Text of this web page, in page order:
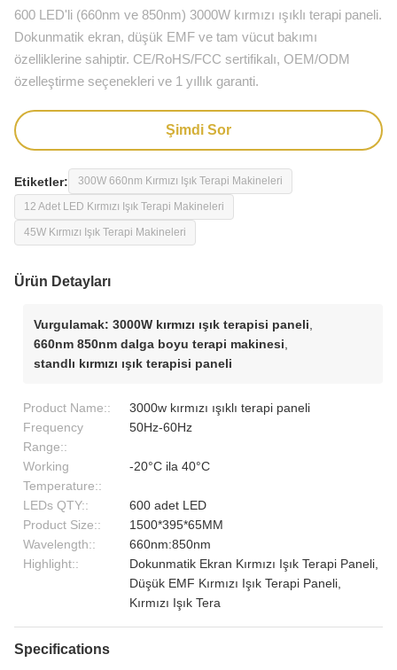
600 LED'li (660nm ve 850nm) 3000W kırmızı ışıklı terapi paneli.
Dokunmatik ekran, düşük EMF ve tam vücut bakımı
özelliklerine sahiptir. CE/RoHS/FCC sertifikalı, OEM/ODM
özelleştirme seçenekleri ve 1 yıllık garanti.
Şimdi Sor
Etiketler: 300W 660nm Kırmızı Işık Terapi Makineleri
12 Adet LED Kırmızı Işık Terapi Makineleri
45W Kırmızı Işık Terapi Makineleri
Ürün Detayları
Vurgulamak: 3000W kırmızı ışık terapisi paneli
660nm 850nm dalga boyu terapi makinesi
standlı kırmızı ışık terapisi paneli
Product Name::
3000w kırmızı ışıklı terapi paneli
Frequency
Range::
50Hz-60Hz
Working
Temperature::
-20°C ila 40°C
LEDs QTY::
600 adet LED
Product Size::
1500*395*65MM
Wavelength::
660nm:850nm
Highlight::
Dokunmatik Ekran Kırmızı Işık Terapi Paneli,
Düşük EMF Kırmızı Işık Terapi Paneli,
Kırmızı Işık Tera
Specifications